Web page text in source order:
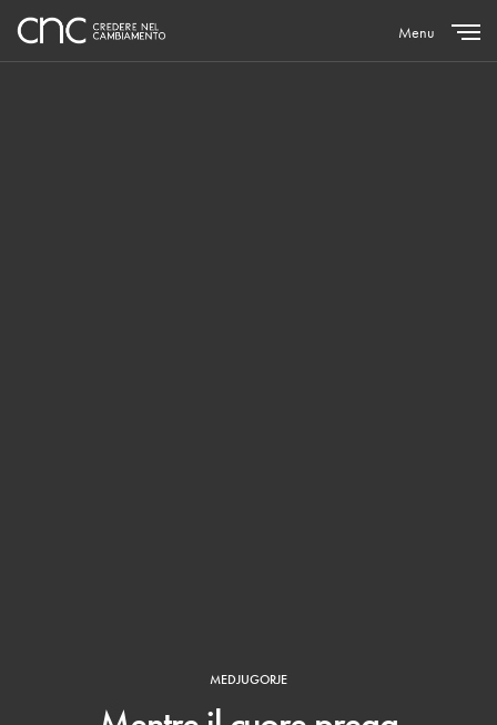
Menu
MEDJUGORJE